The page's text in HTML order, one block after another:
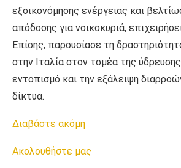
εξοικονόμησης ενέργειας και
απόδοσης για νοικοκυριά,
Επίσης, παρουσίασε τη
στην Ιταλία στον τομέα της
εντοπισμό και την εξάλειψη
δίκτυα.
Διαβάστε ακόμη
Ακολουθήστε μας